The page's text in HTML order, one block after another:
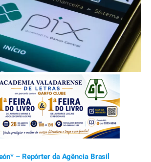
Marcello Casal jr/Agência Brasil
– Repórter da Agência Brasil